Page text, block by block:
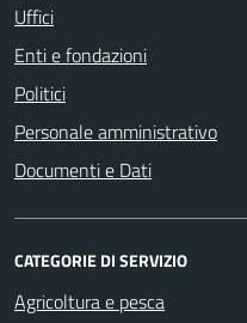
Uffici
Enti e fondazioni
Politici
Personale amministrativo
Documenti e Dati
CATEGORIE DI SERVIZIO
Agricoltura e pesca